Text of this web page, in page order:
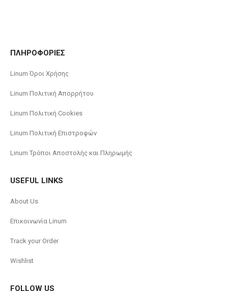
ΠΛΗΡΟΦΟΡΙΕΣ
Linum Όροι Χρήσης
Linum Πολιτική Απορρήτου
Linum Πολιτική Cookies
Linum Πολιτική Επιστροφών
Linum Τρόποι Αποστολής και Πληρωμής
USEFUL LINKS
About Us
Επικοινωνία Linum
Track your Order
Wishlist
FOLLOW US